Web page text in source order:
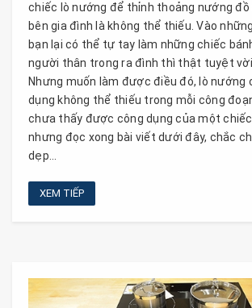
chiếc lò nướng để thỉnh thoảng nướng đồ
bên gia đình là không thể thiếu. Vào
bạn lại có thể tự tay làm những chiếc
người thân trong ra đình thì thật tuyệt vời
Nhưng muốn làm được điều đó, lò nướng
dụng không thể thiếu trong mỗi công
chưa thấy được công dụng của một
nhưng đọc xong bài viết dưới đây, chắc
dẹp...
XEM TIẾP